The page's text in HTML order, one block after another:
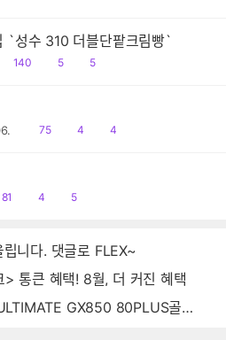
`성수 310 더블단팥크림빵`
읽
140
공
5
댓
5
읽
75
공
4
댓
4
읽
81
공
4
댓
5
니다. 댓글로 FLEX~
통큰 혜택! 8월, 더 커진 혜택
80PLUS골드 풀모듈러 ATX3.0 블랙